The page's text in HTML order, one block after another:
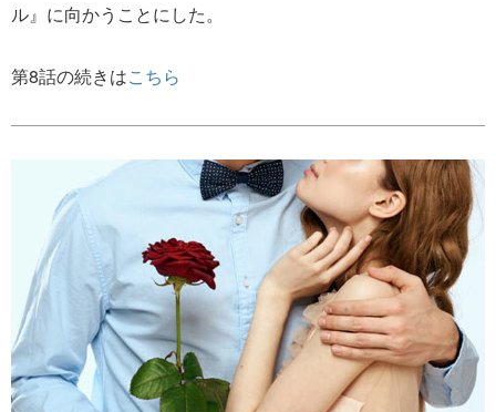
ル』に向かうことにした。
第8話の続きはこちら